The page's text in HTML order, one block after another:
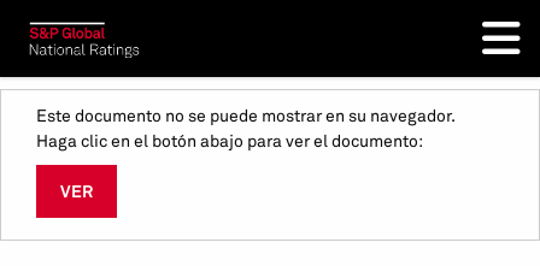
Este documento no se puede mostrar en su navegador.
Haga clic en el botón abajo para ver el documento:
VER